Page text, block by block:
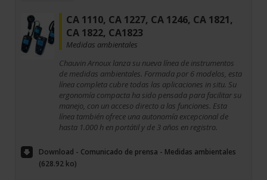
CA 1110, CA 1227, CA 1246, CA 1821,
CA 1822, CA1823
Medidas ambientales
Chauvin Arnoux lanza su nueva línea de instrumentos
de medidas ambientales. Formada por 6 modelos, esta
línea completa cubre todas las aplicaciones in situ. Su
ergonomía compacta ha sido pensada para facilitar su
manejo, con un acceso directo a las funciones. Esta
línea también ofrece una autonomía excepcional de
hasta 1.000 h en portátil y de 3 años en registro.
Download - Comunicado de prensa - Medidas ambientales
(628.92 ko)